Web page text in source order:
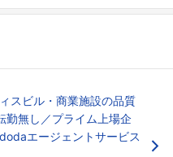
スビル・商業施設の品質
勤無し／プライム上場企
エージェントサービス